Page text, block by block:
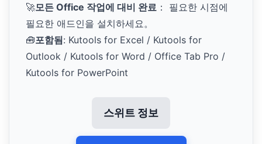
🚀모든 Office 작업에 대비 완료 ： 필요한 시점에
필요한 애드인을 설치하세요。
🧰포함됨: Kutools for Excel / Kutools for
Outlook / Kutools for Word / Office Tab Pro /
Kutools for PowerPoint
스위트 정보